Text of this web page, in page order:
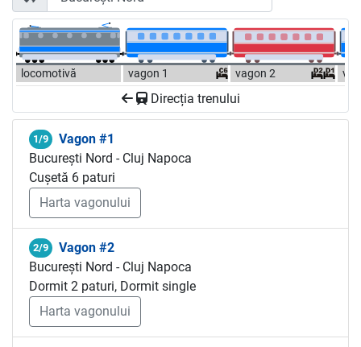
locomotivă vagon 1 vagon 2
Direcția trenului
1/9
Vagon #1
București Nord - Cluj Napoca
Cușetă 6 paturi
Harta vagonului
2/9
Vagon #2
București Nord - Cluj Napoca
Dormit 2 paturi, Dormit single
Harta vagonului